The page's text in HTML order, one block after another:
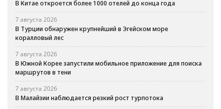
В Китае откроется более 1000 отелей до конца года
7 августа 2026
В Турции обнаружен крупнейший в Эгейском море
коралловый лес
7 августа 2026
В Южной Корее запустили мобильное приложение для поиска
маршрутов в тени
7 августа 2026
В Малайзии наблюдается резкий рост турпотока